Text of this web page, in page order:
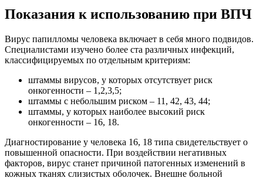
Показания к использованию при ВПЧ
Вирус папилломы человека включает в себя много подвидов.
Специалистами изучено более ста различных инфекций,
классифицируемых по отдельным критериям:
штаммы вирусов, у которых отсутствует риск
онкогенности – 1,2,3,5;
штаммы с небольшим риском – 11, 42, 43, 44;
штаммы, у которых наиболее высокий риск
онкогенности – 16, 18.
Диагностирование у человека 16, 18 типа свидетельствует о
повышенной опасности. При воздействии негативных
факторов, вирус станет причиной патогенных изменений в
кожных тканях слизистых оболочек. Внешне больной